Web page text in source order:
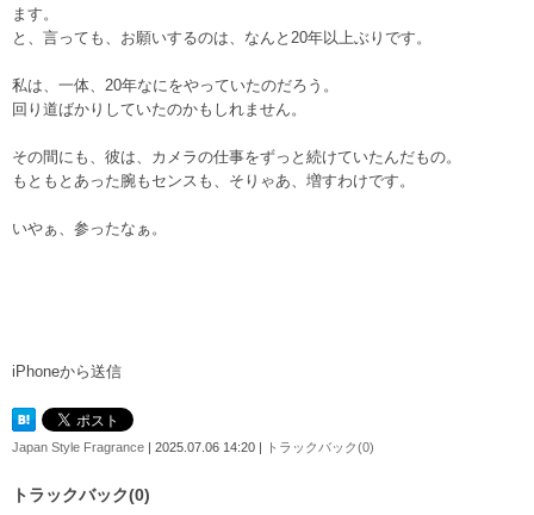
ます。
と、言っても、お願いするのは、なんと20年以上ぶりです。
私は、一体、20年なにをやっていたのだろう。
回り道ばかりしていたのかもしれません。
その間にも、彼は、カメラの仕事をずっと続けていたんだもの。
もともとあった腕もセンスも、そりゃあ、増すわけです。
いやぁ、参ったなぁ。
iPhoneから送信
Japan Style Fragrance | 2025.07.06 14:20 | トラックバック(0)
トラックバック(0)